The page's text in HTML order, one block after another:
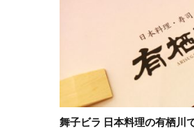
舞子ビラ 日本料理の有栖川